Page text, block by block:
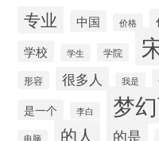
专业 中国 价格
学校 学生 学院
形容 很多人 我是
是一个
李白 梦
电脑 的人 的是